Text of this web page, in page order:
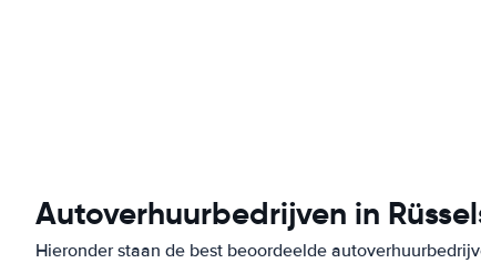
Autoverhuurbedrijven in
Hieronder staan de best beoordeelde